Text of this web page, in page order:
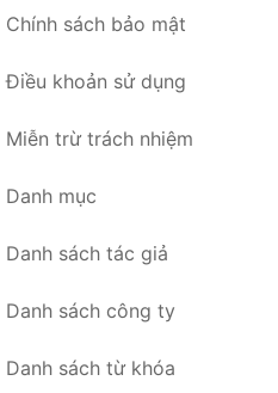
Chính sách bảo mật
Điều khoản sử dụng
Miễn trừ trách nhiệm
Danh mục
Danh sách tác giả
Danh sách công ty
Danh sách từ khóa